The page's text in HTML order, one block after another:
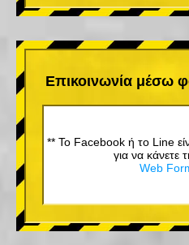
Επικοινωνία μέσω
** Το Facebook ή το Line
για να κάνετε
Web